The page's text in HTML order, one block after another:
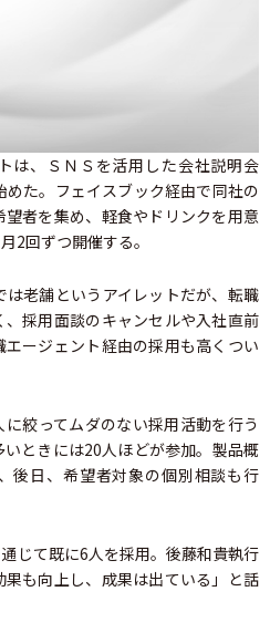
は、ＳＮＳを活用した会社説明会
めた。フェイスブック経由で同社の
者を集め、軽食やドリンクを用意
2回ずつ開催する。
老舗というアイレットだが、転職
採用面談のキャンセルや入社直前
ージェント経由の採用も高くつい
絞ってムダのない採用活動を行う
ときには20人ほどが参加。製品概
後日、希望者対象の個別相談も行
じて既に6人を採用。後藤和貴執行
も向上し、成果は出ている」と話